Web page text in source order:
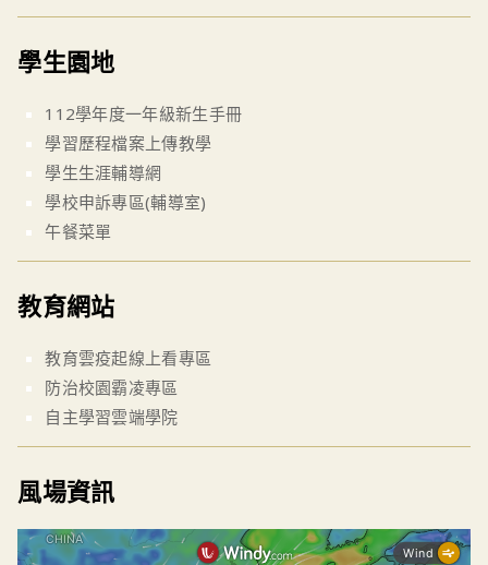
學生園地
112學年度一年級新生手冊
學習歷程檔案上傳教學
學生生涯輔導網
學校申訴專區(輔導室)
午餐菜單
教育網站
教育雲疫起線上看專區
防治校園霸凌專區
自主學習雲端學院
風場資訊